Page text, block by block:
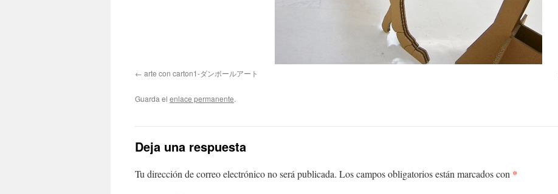
arte con carton1-ダンボールアート
Guarda el enlace permanente.
Deja una respuesta
Tu dirección de correo electrónico no será publicada. Los campos obligatorios están marcados con *